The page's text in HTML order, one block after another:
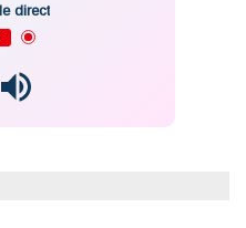
direct